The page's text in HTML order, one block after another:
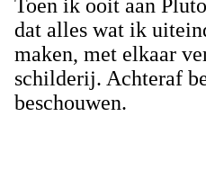
Toen ik ooit aan
dat alles wat ik
maken, met elkaar
schilderij. Achteraf
beschouwen.